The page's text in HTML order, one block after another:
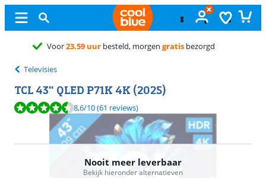
Gratisruilen
Televisies
TCL 43" QLED P71K 4K (2025)
Beoordeling is 8,6 van de 10, gebaseerd op 61 reviews.
8,6/10(61 reviews)
Nooit meer leverbaar
Bekijk hieronder alternatieven